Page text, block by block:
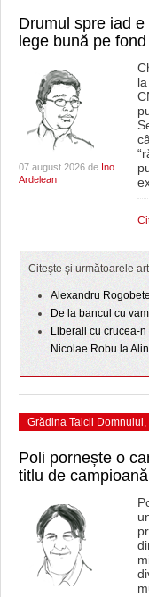
Drumul spre iad
lege bună pe
07 august 2026 de Ino
Ardelean
Citeşte şi următoarele
Alexandru
De la bancul cu
Liberali cu crucea-
Nicolae Robu la
Grădina Taicii Domnului,
Poli pornește o
titlu de campioană